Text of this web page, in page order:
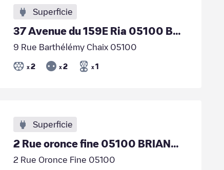
Superficie
37 Avenue du 159E Ria 05100 BRIANÇON
9 Rue Barthélémy Chaix 05100
x 2 x 2 x 1
Superficie
2 Rue oronce fine 05100 BRIANÇON
2 Rue Oronce Fine 05100